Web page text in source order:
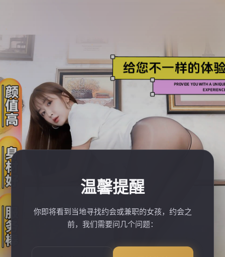
温馨提醒
你即将看到当地寻找约会或兼职的女孩，约会之
前，我们需要问几个问题：